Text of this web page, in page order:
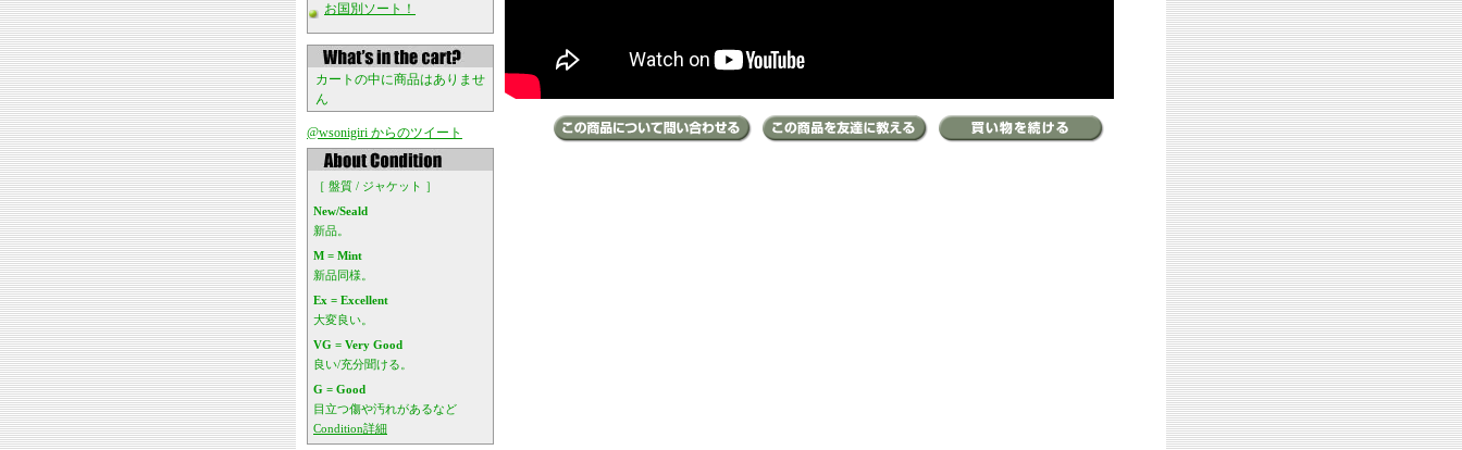
お国別ソート！
カートの中に商品はありませ
ん
@wsonigiri からのツイート
［ 盤質 / ジャケット ］
New/Seald
新品。
M = Mint
新品同様。
Ex = Excellent
大変良い。
VG = Very Good
良い/充分聞ける。
G = Good
目立つ傷や汚れがあるなど
Condition詳細